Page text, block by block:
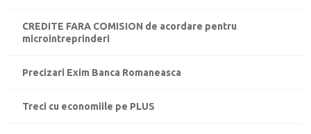
CREDITE FARA COMISION de acordare pentru
microintreprinderi
Precizari Exim Banca Romaneasca
Treci cu economiile pe PLUS